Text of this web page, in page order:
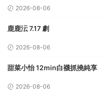
2026-08-06
鹿鹿沄 7.17 劇
2026-08-06
甜菜小怡 12min白襪抓撓純享
2026-08-06